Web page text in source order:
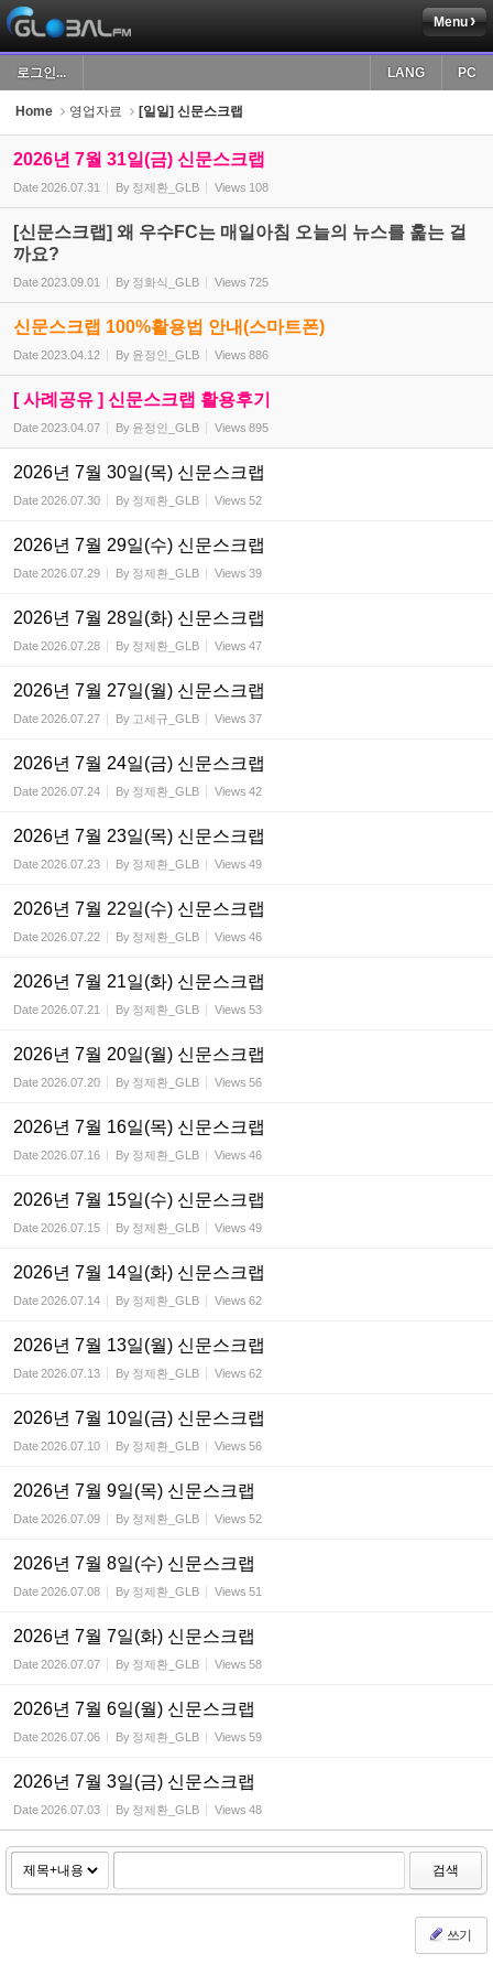
Menu
로그인... PC
LANG
Home 영업자료 [일일] 신문스크랩
2026년 7월 31일(금) 신문스크랩
Date2026.07.31 By 정제환_GLB Views 108
[신문스크랩] 왜 우수FC는 매일아침 오늘의 뉴스를 훑는 걸
까요?
Date2023.09.01 By 정화식_GLB Views 725
신문스크랩 100%활용법 안내(스마트폰)
Date2023.04.12 By 윤정인_GLB Views 886
[ 사례공유 ] 신문스크랩 활용후기
Date2023.04.07 By 윤정인_GLB Views 895
2026년 7월 30일(목) 신문스크랩
Date2026.07.30 By 정제환_GLB Views 52
2026년 7월 29일(수) 신문스크랩
Date2026.07.29 By 정제환_GLB Views 39
2026년 7월 28일(화) 신문스크랩
Date2026.07.28 By 정제환_GLB Views 47
2026년 7월 27일(월) 신문스크랩
Date2026.07.27 By 고세규_GLB Views 37
2026년 7월 24일(금) 신문스크랩
Date2026.07.24 By 정제환_GLB Views 42
2026년 7월 23일(목) 신문스크랩
Date2026.07.23 By 정제환_GLB Views 49
2026년 7월 22일(수) 신문스크랩
Date2026.07.22 By 정제환_GLB Views 46
2026년 7월 21일(화) 신문스크랩
Date2026.07.21 By 정제환_GLB Views 53
2026년 7월 20일(월) 신문스크랩
Date2026.07.20 By 정제환_GLB Views 56
2026년 7월 16일(목) 신문스크랩
Date2026.07.16 By 정제환_GLB Views 46
2026년 7월 15일(수) 신문스크랩
Date2026.07.15 By 정제환_GLB Views 49
2026년 7월 14일(화) 신문스크랩
Date2026.07.14 By 정제환_GLB Views 62
2026년 7월 13일(월) 신문스크랩
Date2026.07.13 By 정제환_GLB Views 62
2026년 7월 10일(금) 신문스크랩
Date2026.07.10 By 정제환_GLB Views 56
2026년 7월 9일(목) 신문스크랩
Date2026.07.09 By 정제환_GLB Views 52
2026년 7월 8일(수) 신문스크랩
Date2026.07.08 By 정제환_GLB Views 51
2026년 7월 7일(화) 신문스크랩
Date2026.07.07 By 정제환_GLB Views 58
2026년 7월 6일(월) 신문스크랩
Date2026.07.06 By 정제환_GLB Views 59
2026년 7월 3일(금) 신문스크랩
Date2026.07.03 By 정제환_GLB Views 48
검색
쓰기
Sketchbook5, 스케치북5
Sketchbook5, 스케치북5